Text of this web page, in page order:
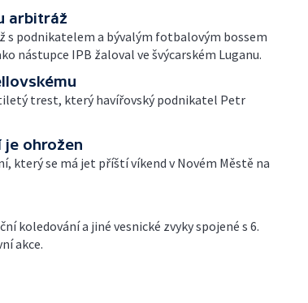
arbitráž
s podnikatelem a bývalým fotbalovým bossem
nástupce IPB žaloval ve švýcarském Luganu.
trest, který havířovský podnikatel Petr
ohrožen
který se má jet příští víkend v Novém Městě na
koledování a jiné vesnické zvyky spojené s 6.
akce.